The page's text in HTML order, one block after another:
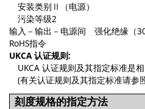
安装类别Ⅱ（电源）
污染等级2
输入－输出－电源间 强化绝缘（
RoHS指令
UKCA 认证规则:
UKCA 认证规则及其指定标准是相
(有关认证规则及其指定标准请参
刻度规格的指定方法